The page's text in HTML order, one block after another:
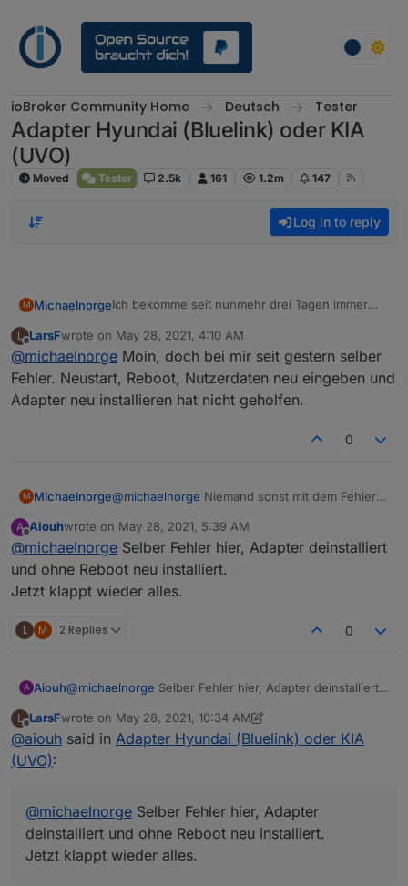
ioBroker Community Home Deutsch Tester
Adapter Hyundai (Bluelink) oder KIA
(UVO)
Moved Tester 2.5k 161 1.2m 147
Log in to reply
M MichaelnorgeIch bekomme seit nunmehr drei Tagen immer
Der Adapter gibt keine Daten mehr aus.
Neustart/Boot hat nichts gebracht.
Noch jemand mit diesem Problem?
L
Offline
LarsFwrote on May 28, 2021, 4:10 AM
last edited by
@michaelnorge Moin, doch bei mir seit gestern selber
Fehler. Neustart, Reboot, Nutzerdaten neu eingeben und
Adapter neu installieren hat nicht geholfen.
0
M Michaelnorge@michaelnorge Niemand sonst mit dem Fehler?
A
Offline
Aiouhwrote on May 28, 2021, 5:39 AM
last edited by
@michaelnorge Selber Fehler hier, Adapter deinstalliert
und ohne Reboot neu installiert.
Jetzt klappt wieder alles.
L M 2 Replies 0
A Aiouh@michaelnorge Selber Fehler hier, Adapter deinstalliert
Jetzt klappt wieder alles.
L
Offline
LarsFwrote on May 28, 2021, 10:34 AM
last edited by LarsFMay 28, 2021, 12:35 PM
@aiouh said in Adapter Hyundai (Bluelink) oder KIA
(UVO):
@michaelnorge Selber Fehler hier, Adapter
deinstalliert und ohne Reboot neu installiert.
Jetzt klappt wieder alles.